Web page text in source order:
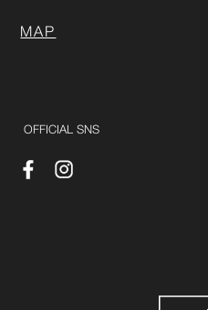
MAP
OFFICIAL SNS